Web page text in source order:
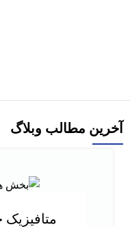
آخرین مطالب وبلاگ